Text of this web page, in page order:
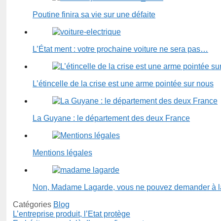
Poutine finira sa vie sur une défaite
L’État ment : votre prochaine voiture ne sera pas…
L’étincelle de la crise est une arme pointée sur nous
La Guyane : le département des deux France
Mentions légales
Non, Madame Lagarde, vous ne pouvez demander
Catégories Blog
L’entreprise produit, l’Etat protège